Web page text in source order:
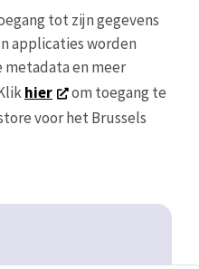
tot zijn gegevens
applicaties worden
metadata en meer
hier
om toegang te
voor het Brussels